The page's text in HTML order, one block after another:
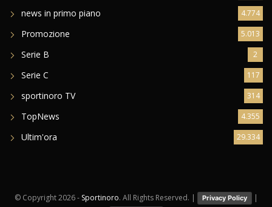
news in primo piano 4.774
Promozione 5.013
Serie B 2
Serie C 117
sportinoro TV 314
TopNews 4.355
Ultim'ora 29.334
© Copyright2026 - Sportinoro. All Rights Reserved. | Privacy Policy |